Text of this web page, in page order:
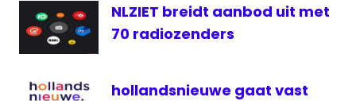
NPO
3
Radio
NLZIET breidt aanbod uit met
70 radiozenders
hollandsnieuwe gaat vast